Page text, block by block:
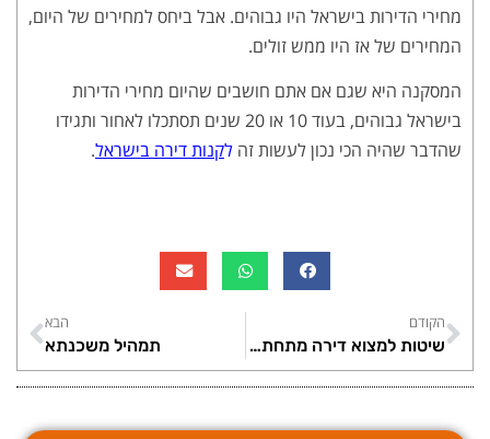
מחירי הדירות בישראל היו גבוהים. אבל ביחס למחירים של היום,
המחירים של אז היו ממש זולים.
המסקנה היא שגם אם אתם חושבים שהיום מחירי הדירות
בישראל גבוהים, בעוד 10 או 20 שנים תסתכלו לאחור ותגידו
שהדבר שהיה הכי נכון לעשות זה לקנות דירה בישראל.
הקודם
שיטות למצוא דירה מתחת למחיר השוק
הבא
תמהיל משכנתא